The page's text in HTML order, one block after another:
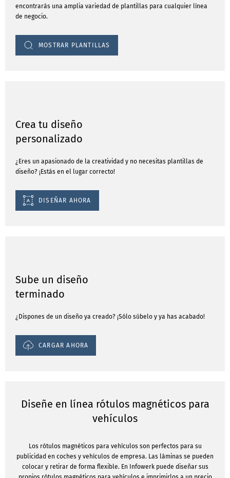
encontrarás una amplia variedad de plantillas para cualquier línea
de negocio.
MOSTRAR PLANTILLAS
Crea tu diseño
personalizado
¿Eres un apasionado de la creatividad y no necesitas plantillas de
diseño? ¡Estás en el lugar correcto!
DISEÑAR AHORA
Sube un diseño
terminado
¿Dispones de un diseño ya creado? ¡Sólo súbelo y ya has acabado!
CARGAR AHORA
Diseñe en línea rótulos magnéticos para
vehículos
Los rótulos magnéticos para vehículos son perfectos para su
publicidad en coches y vehículos de empresa. Las láminas se pueden
colocar y retirar de forma flexible. En Infowerk puede diseñar sus